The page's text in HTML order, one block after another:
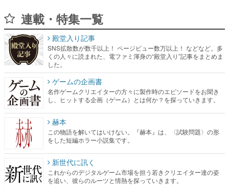
連載・特集一覧
殿堂入り記事
SNS拡散数が数千以上！ ページビュー数万以上！ などなど。多
くの人々に読まれた、電ファミ渾身の“殿堂入り”記事をまとめま
した。
ゲームの企画書
名作ゲームクリエイターの方々に製作時のエピソードをお聞き
し、ヒットする企画（ゲーム）とは何か？を探っていきます。
赫本
この物語を解いてはいけない。『赫本』は、〈試験問題〉の形
をした短編ホラー小説集です。
新世代に訊く
これからのデジタルゲーム市場を担う若きクリエイター達の姿
を追い、彼らのルーツと情熱を探っていきます。